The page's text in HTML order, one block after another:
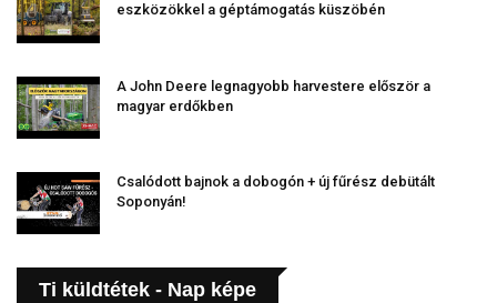
eszközökkel a géptámogatás küszöbén
A John Deere legnagyobb harvestere először a
magyar erdőkben
Csalódott bajnok a dobogón + új fűrész debütált
Soponyán!
Ti küldtétek - Nap képe